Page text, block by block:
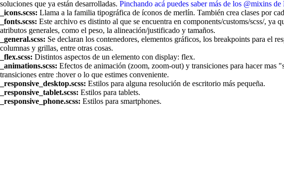
soluciones que ya están desarrolladas. Pinchando acá puedes saber más de los @mixins
_icons.scss: Llama a la familia tipográfica de íconos de merlín. También crea clases por
_fonts.scss: Este archivo es distinto al que se encuentra en components/customs/scss/, ya
atributos generales, como el peso, la alineación/justificado y tamaños.
_general.scss: Se declaran los contenedores, elementos gráficos, los breakpoints para el
columnas y grillas, entre otras cosas.
_flex.scss: Distintos aspectos de un elemento con display: flex.
_animations.scss: Efectos de animación (zoom, zoom-out) y transiciones para hacer mas
transiciones entre :hover o lo que estimes conveniente.
_responsive_desktop.scss: Estilos para alguna resolución de escritorio más pequeña.
_responsive_tablet.scss: Estilos para tablets.
_responsive_phone.scss: Estilos para smartphones.